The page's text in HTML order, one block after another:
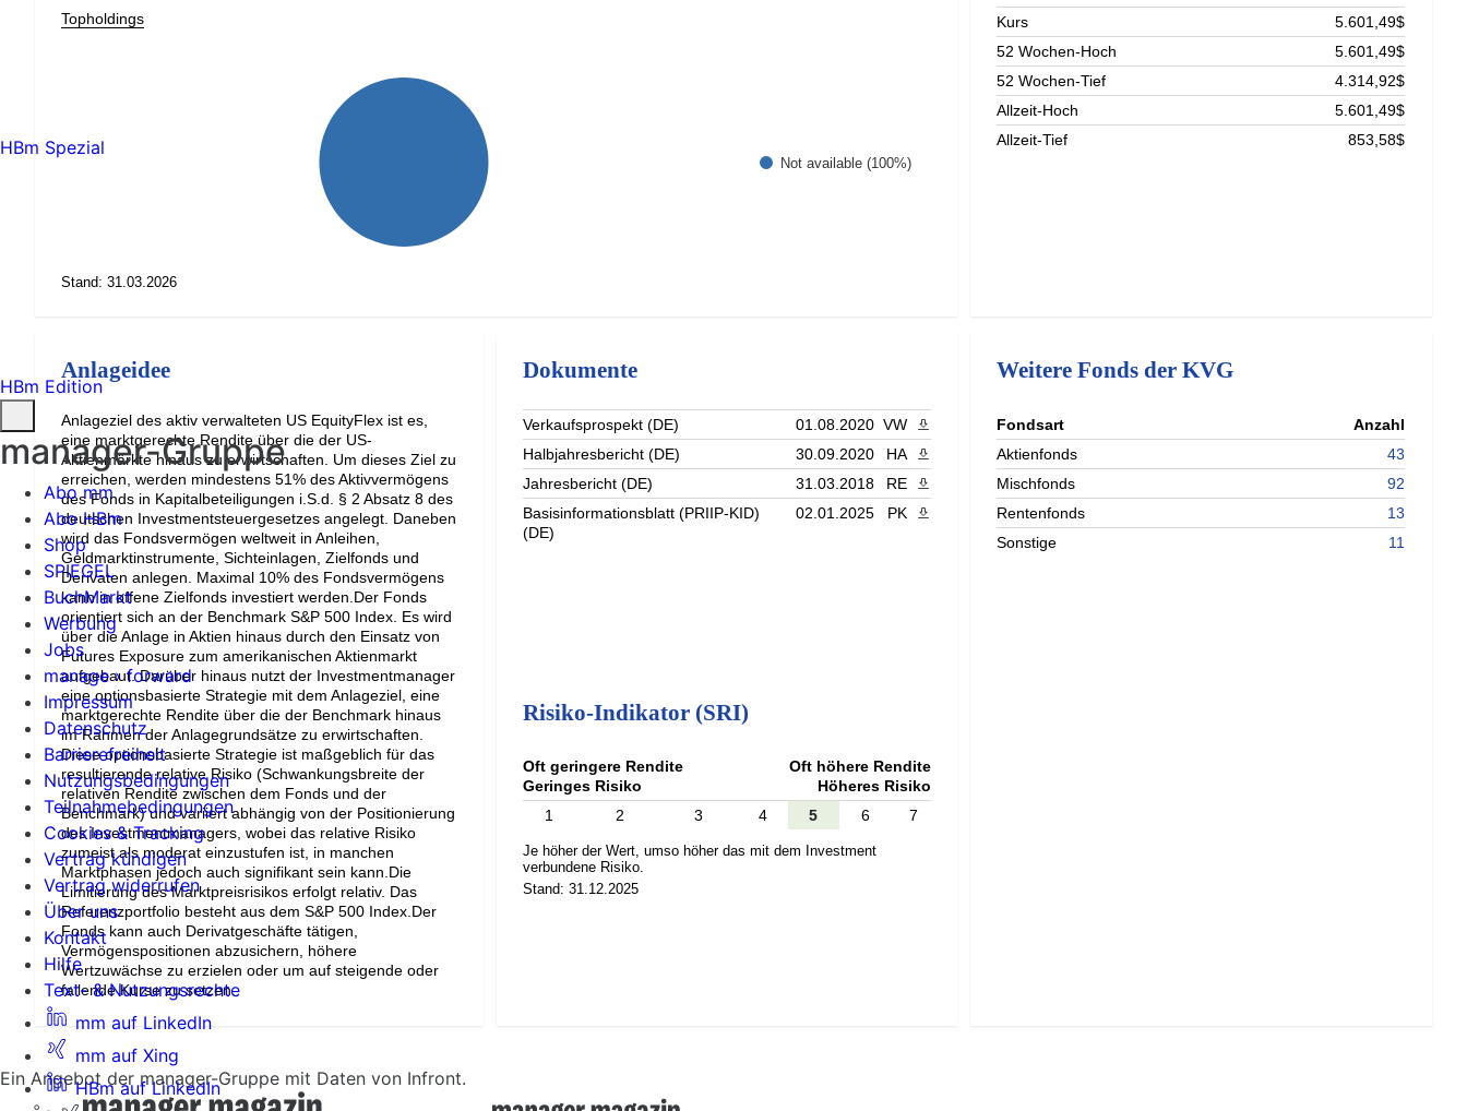
Topholdings
Not available (100%)
Stand: 31.03.2026
Kurs
5.601,49$
52 Wochen-Hoch
5.601,49$
52 Wochen-Tief
4.314,92$
Allzeit-Hoch
5.601,49$
Allzeit-Tief
853,58$
Anlageidee
Anlageziel des aktiv verwalteten US EquityFlex ist es,
eine marktgerechte Rendite über die der US-
Aktienmärkte hinaus zu erwirtschaften. Um dieses Ziel zu
erreichen, werden mindestens 51% des Aktivvermögens
des Fonds in Kapitalbeteiligungen i.S.d. § 2 Absatz 8 des
deutschen Investmentsteuergesetzes angelegt. Daneben
wird das Fondsvermögen weltweit in Anleihen,
Geldmarktinstrumente, Sichteinlagen, Zielfonds und
Derivaten anlegen. Maximal 10% des Fondsvermögens
kann in offene Zielfonds investiert werden.Der Fonds
orientiert sich an der Benchmark S&P 500 Index. Es wird
über die Anlage in Aktien hinaus durch den Einsatz von
Futures Exposure zum amerikanischen Aktienmarkt
aufgebaut. Darüber hinaus nutzt der Investmentmanager
eine optionsbasierte Strategie mit dem Anlageziel, eine
marktgerechte Rendite über die der Benchmark hinaus
im Rahmen der Anlagegrundsätze zu erwirtschaften.
Diese optionsbasierte Strategie ist maßgeblich für das
resultierende relative Risiko (Schwankungsbreite der
relativen Rendite zwischen dem Fonds und der
Benchmark) und variiert abhängig von der Positionierung
des Investmentmanagers, wobei das relative Risiko
zumeist als moderat einzustufen ist, in manchen
Marktphasen jedoch auch signifikant sein kann.Die
Limitierung des Marktpreisrisikos erfolgt relativ. Das
Referenzportfolio besteht aus dem S&P 500 Index.Der
Fonds kann auch Derivatgeschäfte tätigen,
Vermögenspositionen abzusichern, höhere
Wertzuwächse zu erzielen oder um auf steigende oder
fallende Kurse zu setzen.
Dokumente
Verkaufsprospekt (DE) 01.08.2020 VW
PDF herunterladen
Halbjahresbericht (DE)
30.09.2020 HA
PDF herunterladen
Jahresbericht (DE)
31.03.2018 RE
PDF herunterladen
Basisinformationsblatt (PRIIP-KID)
(DE)
02.01.2025 PK PDF herunterladen
Risiko-Indikator (SRI)
Oft geringere Rendite
Geringes Risiko
Oft höhere Rendite
Höheres Risiko
1
2 3 4 5 6 7
Je höher der Wert, umso höher das mit dem Investment
verbundene Risiko.
Stand: 31.12.2025
Weitere Fonds der KVG
Fondsart
Anzahl
Aktienfonds
43
Mischfonds
92
Rentenfonds
13
Sonstige
11
Ein Angebot der manager-Gruppe mit Daten von Infront.
HBm Spezial
HBm Edition
manager-Gruppe
Abo mm
Abo HBm
Shop
SPIEGEL
BuchMarkt
Werbung
Jobs
manage › forward
Impressum
Datenschutz
Barrierefreiheit
Nutzungsbedingungen
Teilnahmebedingungen
Cookies & Tracking
Vertrag kündigen
Vertrag widerrufen
Über uns
Kontakt
Hilfe
Text- & Nutzungsrechte
mm auf LinkedIn
mm auf Xing
HBm auf LinkedIn